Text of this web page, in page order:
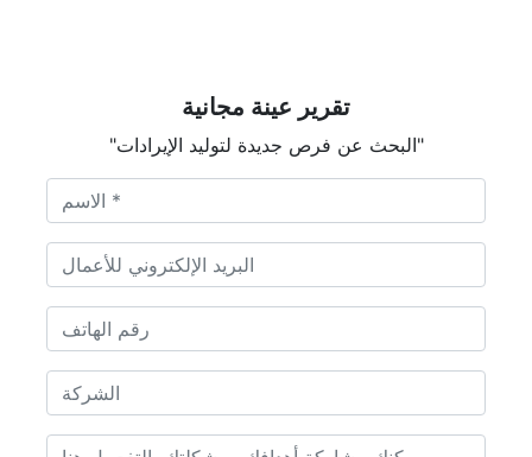
تقرير عينة مجانية
"البحث عن فرص جديدة لتوليد الإيرادات"